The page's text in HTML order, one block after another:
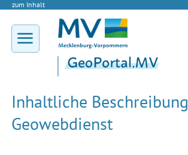
zum Inhalt
Inhaltliche Beschreibung
Geowebdienst